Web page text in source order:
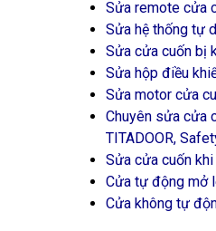
Sửa remote cửa
Sửa hệ thống tự
Sửa cửa cuốn bị
Sửa hộp điều
Sửa motor cửa
Chuyên sửa cửa
TITADOOR,
Sửa cửa cuốn
Cửa tự động mở
Cửa không tự